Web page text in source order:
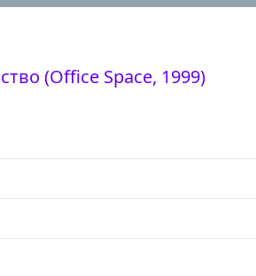
(Office Space, 1999)